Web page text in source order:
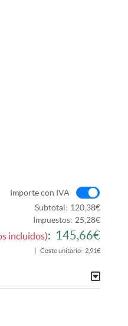
Importe con IVA
Subtotal: 120,38€
Impuestos: 25,28€
incluidos): 145,66€
Coste unitario: 2,91€